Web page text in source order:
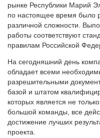
рынке Республики Марий
по настоящее время было
различной сложности.
работы соответствуют
правилам Российской
На сегодняшний день
обладает всеми
разрешительными
базой и штатом
которых является не
большой команды, все
достижение лучших
проекта.